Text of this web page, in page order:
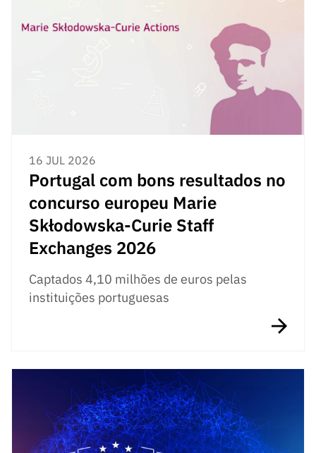
16 JUL 2026
Portugal com bons resultados no
concurso europeu Marie
Skłodowska-Curie Staff
Exchanges 2026
Captados 4,10 milhões de euros pelas
instituições portuguesas